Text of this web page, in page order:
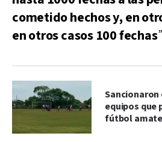
cometido hechos y, en
en otros casos 100 fechas
Sancionaron
equipos que
fútbol